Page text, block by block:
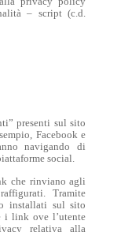
– script (c.d.
presenti sul sito
Facebook e
navigando di
social.
che rinviano agli
Tramite
installati sul sito
i link ove l’utente
relativa alla